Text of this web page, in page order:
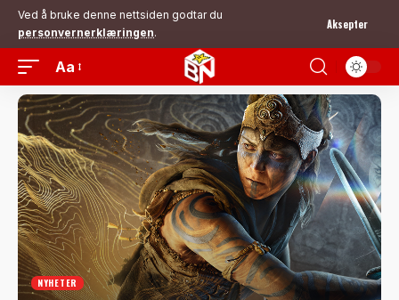
Ved å bruke denne nettsiden godtar du
personvernerklæringen.
Aksepter
Aa
NYHETER